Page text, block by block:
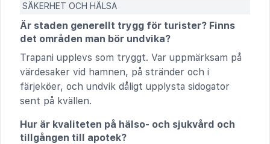
SÄKERHET OCH HÄLSA
Är staden generellt trygg för turister? Finns
det områden man bör undvika?
Trapani upplevs som tryggt. Var uppmärksam på
värdesaker vid hamnen, på stränder och i
färjeköer, och undvik dåligt upplysta sidogator
sent på kvällen.
Hur är kvaliteten på hälso- och sjukvård och
tillgången till apotek?